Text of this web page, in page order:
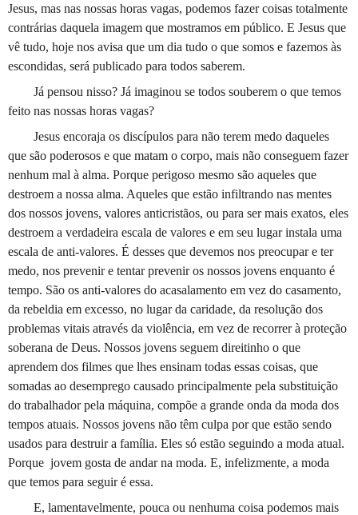
Jesus, mas nas nossas horas vagas, podemos fazer coisas totalmente
contrárias daquela imagem que mostramos em público. E Jesus que
vê tudo, hoje nos avisa que um dia tudo o que somos e fazemos às
escondidas, será publicado para todos saberem.
Já pensou nisso? Já imaginou se todos souberem o que temos
feito nas nossas horas vagas?
Jesus encoraja os discípulos para não terem medo daqueles
que são poderosos e que matam o corpo, mais não conseguem fazer
nenhum mal à alma. Porque perigoso mesmo são aqueles que
destroem a nossa alma. Aqueles que estão infiltrando nas mentes
dos nossos jovens, valores anticristãos, ou para ser mais exatos, eles
destroem a verdadeira escala de valores e em seu lugar instala uma
escala de anti-valores. É desses que devemos nos preocupar e ter
medo, nos prevenir e tentar prevenir os nossos jovens enquanto é
tempo. São os anti-valores do acasalamento em vez do casamento,
da rebeldia em excesso, no lugar da caridade, da resolução dos
problemas vitais através da violência, em vez de recorrer à proteção
soberana de Deus. Nossos jovens seguem direitinho o que
aprendem dos filmes que lhes ensinam todas essas coisas, que
somadas ao desemprego causado principalmente pela substituição
do trabalhador pela máquina, compõe a grande onda da moda dos
tempos atuais. Nossos jovens não têm culpa por que estão sendo
usados para destruir a família. Eles só estão seguindo a moda atual.
Porque jovem gosta de andar na moda. E, infelizmente, a moda
que temos para seguir é essa.
E, lamentavelmente, pouca ou nenhuma coisa podemos mais